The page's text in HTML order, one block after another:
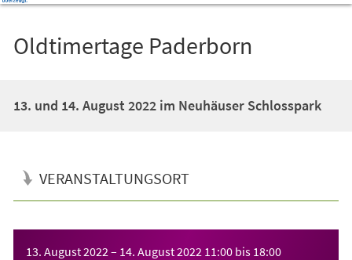
Oldtimertage Paderborn
13. und 14. August 2022 im Neuhäuser Schlosspark
VERANSTALTUNGSORT
13. August 2022 – 14. August 2022 11:00 bis 18:00